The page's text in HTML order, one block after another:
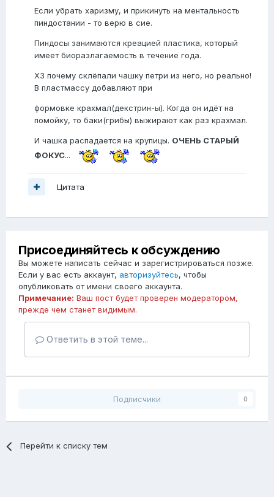
Если убрать харизму, и прикинуть на ментальность
пиндостании - то верю в сие.
Пиндосы занимаются креацией пластика, который
имеет биоразлагаемость в течение года.
ХЗ почему склёпали чашку петри из него, но реально!
В пластмассу добавляют при
формовке крахмал(декстрин-ы). Когда он идёт на
помойку, то баки(грибы) выжирают как раз крахмал.
И чашка распадается на крупицы. ОЧЕНЬ СТАРЫЙ
ФОКУС...
Цитата
Присоединяйтесь к обсуждению
Вы можете написать сейчас и зарегистрироваться позже.
Если у вас есть аккаунт, авторизуйтесь, чтобы
опубликовать от имени своего аккаунта.
Примечание: Ваш пост будет проверен модератором,
прежде чем станет видимым.
Ответить в этой теме...
Подписчики 0
Перейти к списку тем